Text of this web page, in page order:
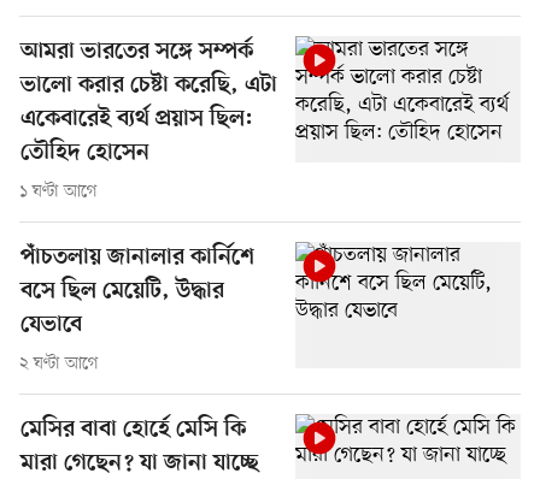
আমরা ভারতের সঙ্গে সম্পর্ক
ভালো করার চেষ্টা করেছি, এটা
একেবারেই ব্যর্থ প্রয়াস ছিল:
তৌহিদ হোসেন
১ ঘণ্টা আগে
পাঁচতলায় জানালার কার্নিশে
বসে ছিল মেয়েটি, উদ্ধার
যেভাবে
২ ঘণ্টা আগে
মেসির বাবা হোর্হে মেসি কি
মারা গেছেন? যা জানা যাচ্ছে